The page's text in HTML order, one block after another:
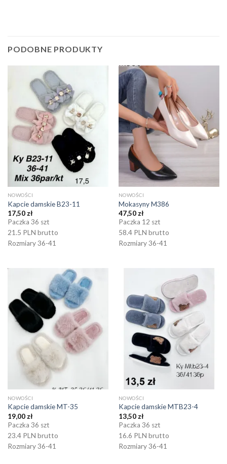
PODOBNE PRODUKTY
NOWOŚCI
Kapcie damskie B23-11
17,50 zł
Paczka 36 szt
21.5 PLN brutto
Rozmiary 36-41
NOWOŚCI
Mokasyny M386
47,50 zł
Paczka 12 szt
58.4 PLN brutto
Rozmiary 36-41
NOWOŚCI
Kapcie damskie MT-35
19,00 zł
Paczka 36 szt
23.4 PLN brutto
Rozmiary 36-41
NOWOŚCI
Kapcie damskie MTB23-4
13,50 zł
Paczka 36 szt
16.6 PLN brutto
Rozmiary 36-41